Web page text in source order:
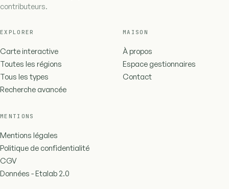
contributeurs.
EXPLORER
Carte interactive
Toutes les régions
Tous les types
Recherche avancée
MAISON
À propos
Espace gestionnaires
Contact
MENTIONS
Mentions légales
Politique de confidentialité
CGV
Données - Etalab 2.0